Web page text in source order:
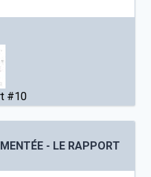
#10
- LE RAPPORT